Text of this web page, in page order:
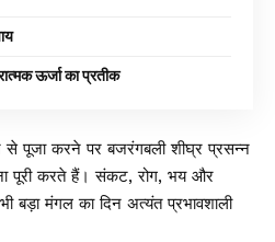
ऊर्जा का प्रतीक
से पूजा करने पर बजरंगबली शीघ्र प्रसन्न
पूरी करते हैं। संकट, रोग, भय और
बड़ा मंगल का दिन अत्यंत प्रभावशाली